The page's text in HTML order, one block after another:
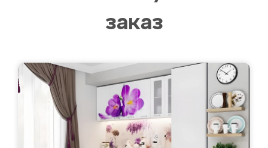
заказ